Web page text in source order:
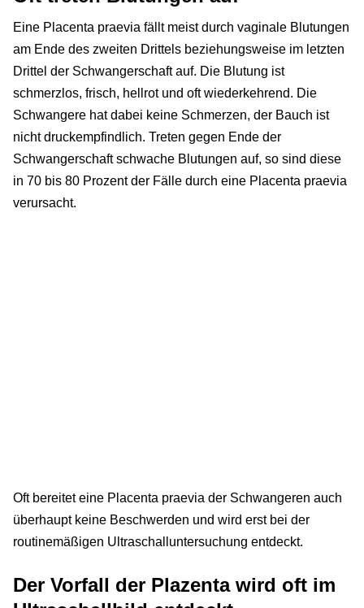
Eine Placenta praevia fällt meist durch vaginale Blutungen
am Ende des zweiten Drittels beziehungsweise im letzten
Drittel der Schwangerschaft auf. Die Blutung ist
schmerzlos, frisch, hellrot und oft wiederkehrend. Die
Schwangere hat dabei keine Schmerzen, der Bauch ist
nicht druckempfindlich. Treten gegen Ende der
Schwangerschaft schwache Blutungen auf, so sind diese
in 70 bis 80 Prozent der Fälle durch eine Placenta praevia
verursacht.
Oft bereitet eine Placenta praevia der Schwangeren auch
überhaupt keine Beschwerden und wird erst bei der
routinemäßigen Ultraschalluntersuchung entdeckt.
Der Vorfall der Plazenta wird oft im